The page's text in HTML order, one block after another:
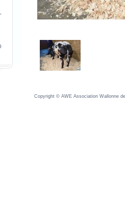
Copyright © AWE Association Wallonne